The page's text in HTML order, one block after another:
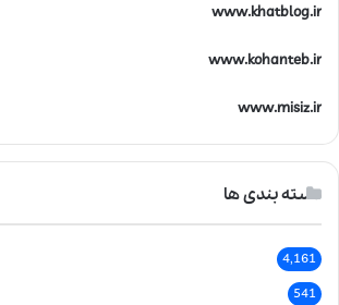
www.khatblog.ir
www.kohanteb.ir
www.misiz.ir
دسته بندی ها
4,161
541